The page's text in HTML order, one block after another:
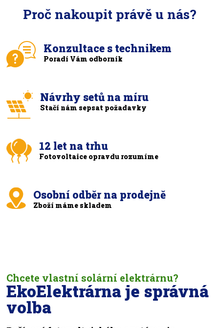
Proč nakoupit právě u nás?
Konzultace s technikem
Poradí Vám odborník
Návrhy setů na míru
Stačí nám sepsat požadavky
12 let na trhu
Fotovoltaice opravdu rozumíme
Osobní odběr na prodejně
Zboží máme skladem
Chcete vlastní solární elektrárnu?
EkoElektrárna je správná
volba